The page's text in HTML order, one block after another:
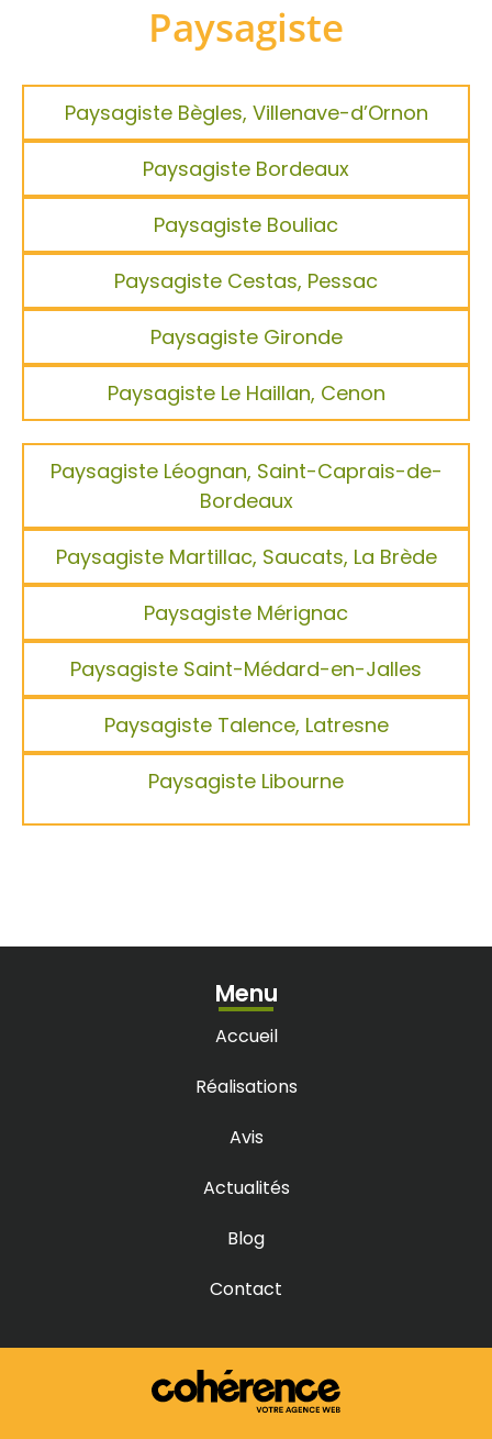
Paysagiste
Paysagiste Bègles, Villenave-d’Ornon
Paysagiste Bordeaux
Paysagiste Bouliac
Paysagiste Cestas, Pessac
Paysagiste Gironde
Paysagiste Le Haillan, Cenon
Paysagiste Léognan, Saint-Caprais-de-
Bordeaux
Paysagiste Martillac, Saucats, La Brède
Paysagiste Mérignac
Paysagiste Saint-Médard-en-Jalles
Paysagiste Talence, Latresne
Paysagiste Libourne
Menu
Accueil
Réalisations
Avis
Actualités
Blog
Contact